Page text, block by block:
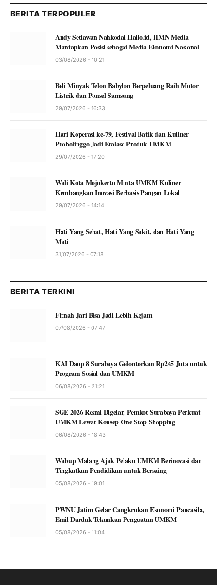
BERITA TERPOPULER
Andy Setiawan Nahkodai Hallo.id, HMN Media
Mantapkan Posisi sebagai Media Ekonomi Nasional
03/08/2026 - 10:21
Beli Minyak Telon Babylon Berpeluang Raih Motor
Listrik dan Ponsel Samsung
29/07/2026 - 16:33
Hari Koperasi ke-79, Festival Batik dan Kuliner
Probolinggo Jadi Etalase Produk UMKM
29/07/2026 - 17:20
Wali Kota Mojokerto Minta UMKM Kuliner
Kembangkan Inovasi Berbasis Pangan Lokal
29/07/2026 - 14:14
Hati Yang Sehat, Hati Yang Sakit, dan Hati Yang
Mati
31/07/2026 - 07:18
BERITA TERKINI
Fitnah Jari Bisa Jadi Lebih Kejam
07/08/2026 - 07:47
KAI Daop 8 Surabaya Gelontorkan Rp245 Juta untuk
Program Sosial dan UMKM
06/08/2026 - 21:21
SGE 2026 Resmi Digelar, Pemkot Surabaya Perkuat
UMKM Lewat Konsep One Stop Shopping
06/08/2026 - 18:43
Wabup Malang Ajak Pelaku UMKM Berinovasi dan
Tingkatkan Pendidikan untuk Bersaing
05/08/2026 - 19:01
PWNU Jatim Gelar Cangkrukan Ekonomi Pancasila,
Emil Dardak Tekankan Penguatan UMKM
05/08/2026 - 11:04